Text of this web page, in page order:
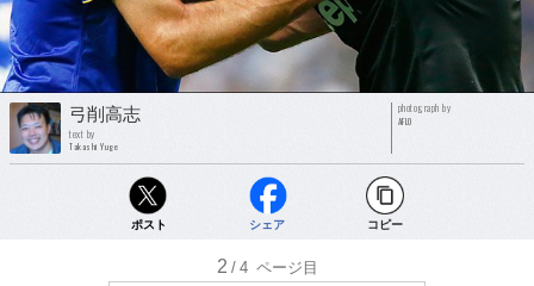
弓削高志
text by
Takashi Yuge
photograph by
AFLO
ポスト シェア コピー
2 /4 ページ目